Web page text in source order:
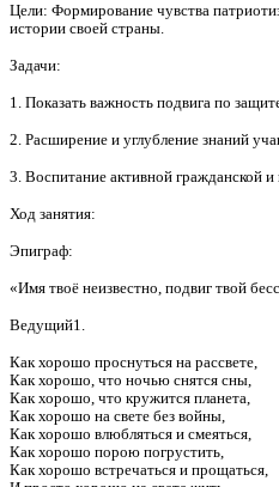
Цели: Формирование чувства
истории своей страны.
Задачи:
1. Показать важность подвига по
2. Расширение и углубление знаний
3. Воспитание активной гражданской
Ход занятия:
Эпиграф:
«Имя твоё неизвестно, подвиг твой
Ведущий1.
Как хорошо проснуться на рассвете,
Как хорошо, что ночью снятся сны,
Как хорошо, что кружится планета,
Как хорошо на свете без войны,
Как хорошо влюбляться и смеяться,
Как хорошо порою погрустить,
Как хорошо встречаться и прощаться,